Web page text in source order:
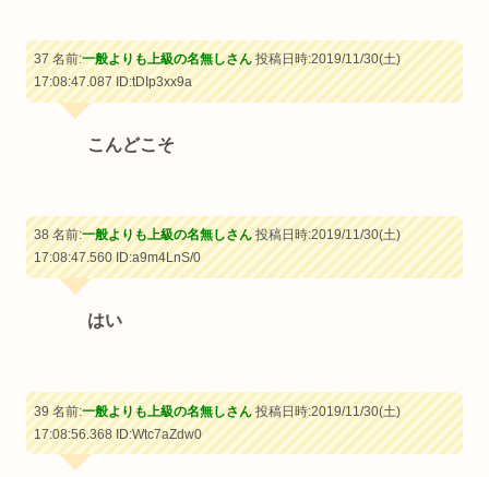
37 名前:一般よりも上級の名無しさん投稿日時:2019/11/30(土)
17:08:47.087ID:tDIp3xx9a
こんどこそ
38 名前:一般よりも上級の名無しさん投稿日時:2019/11/30(土)
17:08:47.560ID:a9m4LnS/0
はい
39 名前:一般よりも上級の名無しさん投稿日時:2019/11/30(土)
17:08:56.368ID:Wtc7aZdw0